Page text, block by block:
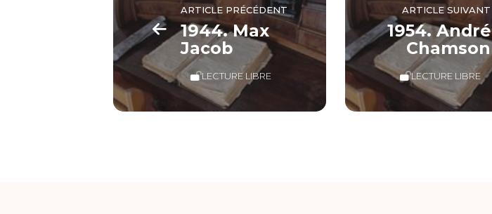
ARTICLE PRÉCÉDENT
1944. Max
Jacob
LECTURE LIBRE
ARTICLE SUIVANT
1954. André
Chamson
LECTURE LIBRE